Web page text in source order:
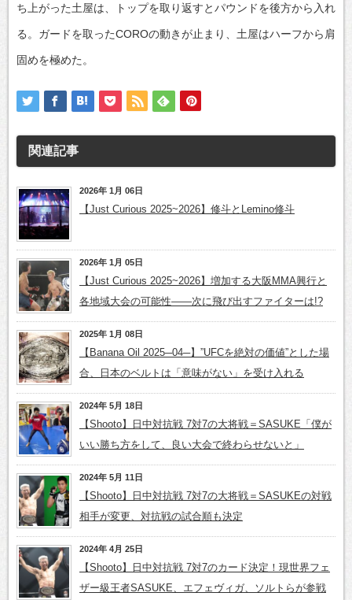
ち上がった土屋は、トップを取り返すとパウンドを後方から入れ
る。ガードを取ったCOROの動きが止まり、土屋はハーフから肩
固めを極めた。
関連記事
2026年 1月 06日
【Just Curious 2025~2026】修斗とLemino修斗
2026年 1月 05日
【Just Curious 2025~2026】増加する大阪MMA興行と
各地域大会の可能性——次に飛び出すファイターは!?
2025年 1月 08日
【Banana Oil 2025─04─】”UFCを絶対の価値”とした場
合、日本のベルトは「意味がない」を受け入れる
2024年 5月 18日
【Shooto】日中対抗戦 7対7の大将戦＝SASUKE「僕が
いい勝ち方をして、良い大会で終わらせないと」
2024年 5月 11日
【Shooto】日中対抗戦 7対7の大将戦＝SASUKEの対戦
相手が変更、対抗戦の試合順も決定
2024年 4月 25日
【Shooto】日中対抗戦 7対7のカード決定！現世界フェ
ザー級王者SASUKE、エフェヴィガ、ソルトらが参戦